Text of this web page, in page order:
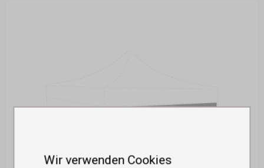
Wir verwenden Cookies